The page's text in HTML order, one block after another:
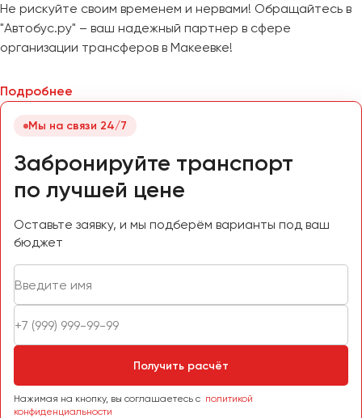
Не рискуйте своим временем и нервами! Обращайтесь в
"Автобус.ру" – ваш надежный партнер в сфере
организации трансферов в Макеевке!
Подробнее
Мы на связи 24/7
Забронируйте транспорт
по лучшей цене
Оставьте заявку, и мы подберём варианты под ваш
бюджет
Получить расчёт
Нажимая на кнопку, вы соглашаетесь с политикой
конфиденциальности